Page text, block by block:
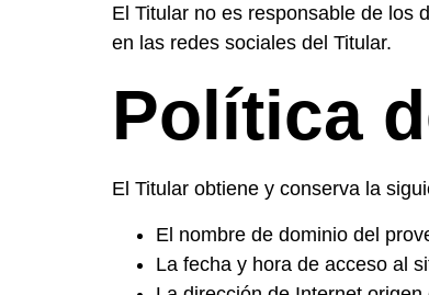
El Titular no es responsable de los
en las redes sociales del Titular.
Política
El Titular obtiene y conserva la
El nombre de dominio del
La fecha y hora de acceso al